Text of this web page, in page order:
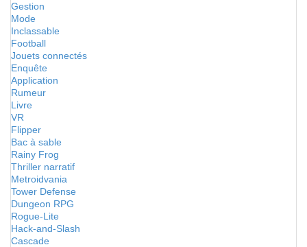
Gestion
Mode
Inclassable
Football
Jouets connectés
Enquête
Application
Rumeur
Livre
VR
Flipper
Bac à sable
Rainy Frog
Thriller narratif
Metroidvania
Tower Defense
Dungeon RPG
Rogue-Lite
Hack-and-Slash
Cascade